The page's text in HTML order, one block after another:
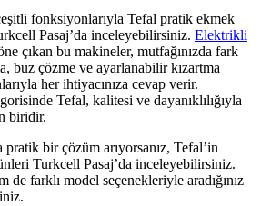
fonksiyonlarıyla Tefal pratik ekmek
Pasaj’da inceleyebilirsiniz. Elektrikli
çıkan bu makineler, mutfağınızda fark
buz çözme ve ayarlanabilir kızartma
her ihtiyacınıza cevap verir.
Tefal, kalitesi ve dayanıklılığıyla
biridir.
pratik bir çözüm arıyorsanız, Tefal’in
Turkcell Pasaj’da inceleyebilirsiniz.
de farklı model seçenekleriyle aradığınız